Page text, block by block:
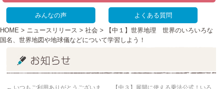
みんなの声 よくある質問
HOME > ニュースリリース > 社会 > 【中１】世界地理 世界のいろいろな
国名、世界地図や地球儀などについて学習しよう！
← いつもご利用ありがとうございま
【中３】展開に使える乗法公式！いろ